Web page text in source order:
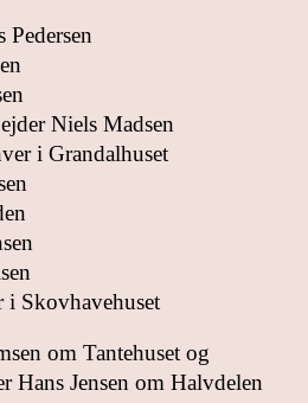
Pedersen
Niels Madsen
i Grandalhuset
Hansen
Nielsen
Skovhavehuset
om Tantehuset og
Hans Jensen om Halvdelen